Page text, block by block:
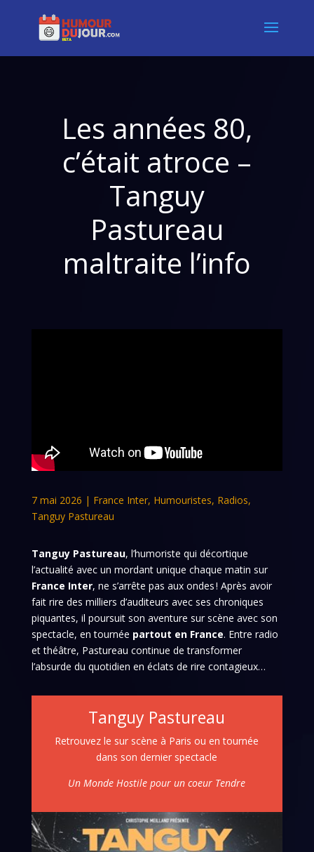
Les années 80,
c’était atroce –
Tanguy
Pastureau
maltraite l’info
7 mai 2026 | France Inter, Humouristes, Radios,
Tanguy Pastureau
Tanguy Pastureau, l’humoriste qui décortique
l’actualité avec un mordant unique chaque matin sur
France Inter, ne s’arrête pas aux ondes ! Après avoir
fait rire des milliers d’auditeurs avec ses chroniques
piquantes, il poursuit son aventure sur scène avec son
spectacle, en tournée partout en France. Entre radio
et théâtre, Pastureau continue de transformer
l’absurde du quotidien en éclats de rire contagieux…
Tanguy Pastureau
Retrouvez le sur scène à Paris ou en tournée
dans son dernier spectacle
Un Monde Hostile pour un coeur Tendre